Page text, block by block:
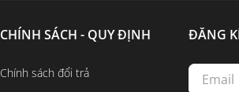
CHÍNH SÁCH - QUY ĐỊNH
Chính sách đổi trả
ĐĂNG